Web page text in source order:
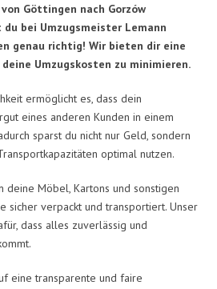
Göttingen nach Gorzów
bei Umzugsmeister Lemann
genau richtig! Wir bieten dir eine
deine Umzugskosten zu minimieren.
ermöglicht es, dass dein
eines anderen Kunden in einem
sparst du nicht nur Geld, sondern
optimal nutzen.
Möbel, Kartons und sonstigen
sicher verpackt und transportiert. Unser
dass alles zuverlässig und
eine transparente und faire